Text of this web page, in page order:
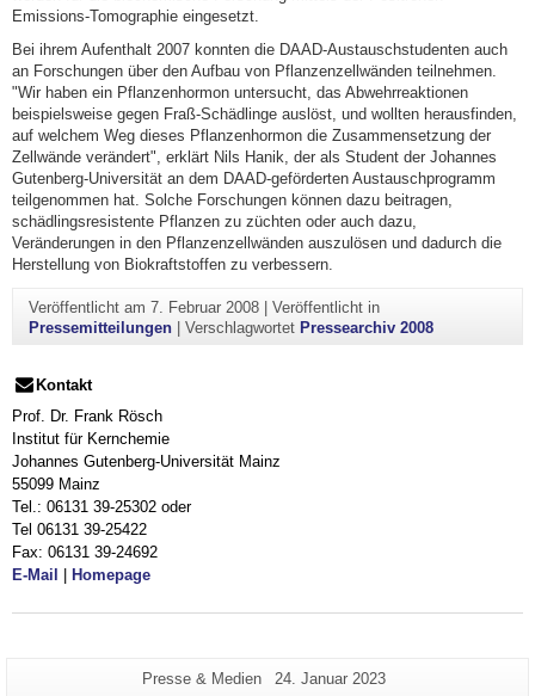
Emissions-Tomographie eingesetzt.
Bei ihrem Aufenthalt 2007 konnten die DAAD-Austauschstudenten auch
an Forschungen über den Aufbau von Pflanzenzellwänden teilnehmen.
"Wir haben ein Pflanzenhormon untersucht, das Abwehrreaktionen
beispielsweise gegen Fraß-Schädlinge auslöst, und wollten herausfinden,
auf welchem Weg dieses Pflanzenhormon die Zusammensetzung der
Zellwände verändert", erklärt Nils Hanik, der als Student der Johannes
Gutenberg-Universität an dem DAAD-geförderten Austauschprogramm
teilgenommen hat. Solche Forschungen können dazu beitragen,
schädlingsresistente Pflanzen zu züchten oder auch dazu,
Veränderungen in den Pflanzenzellwänden auszulösen und dadurch die
Herstellung von Biokraftstoffen zu verbessern.
Veröffentlicht am 7. Februar 2008| Veröffentlicht in
Pressemitteilungen| Verschlagwortet Pressearchiv 2008
Kontakt
Prof. Dr. Frank Rösch
Institut für Kernchemie
Johannes Gutenberg-Universität Mainz
55099 Mainz
Tel.: 06131 39-25302 oder
Tel 06131 39-25422
Fax: 06131 39-24692
E-Mail | Homepage
Zusätzliche
Seiten-
Presse & Medien
Letzte
24. Januar 2023